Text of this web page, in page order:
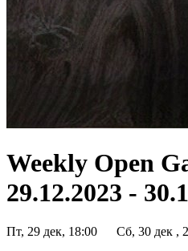
Weekly Open
29.12.2023 -
Пт, 29 дек, 18:00
Сб, 30 дек ,